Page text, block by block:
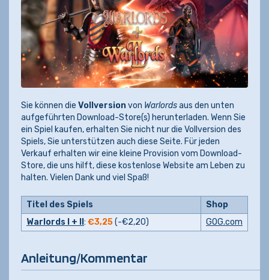
Sie können die Vollversionvon Warlordsaus den unten
aufgeführten Download-Store(s) herunterladen. Wenn Sie
ein Spiel kaufen, erhalten Sie nicht nur die Vollversion des
Spiels, Sie unterstützen auch diese Seite. Für jeden
Verkauf erhalten wir eine kleine Provision vom Download-
Store, die uns hilft, diese kostenlose Website am Leben zu
halten. Vielen Dank und viel Spaß!
Titel des Spiels
Shop
Warlords I + II : €3,25(-€2,20) GOG.com
Anleitung/Kommentar